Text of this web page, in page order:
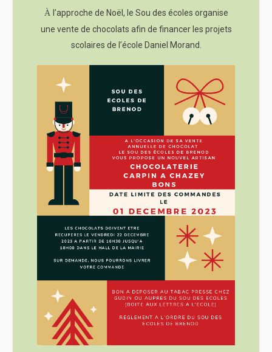
À l’approche de Noël, le Sou des écoles organise
une vente de chocolats afin de financer les projets
scolaires de l’école Daniel Morand.